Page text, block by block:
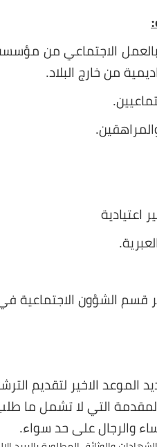
بالعمل الاجتماعي من مؤسسه
من خارج البلاد.
اعتيادية
الشؤون الاجتماعية في
الموعد الاخير لتقديم
المقدمة التي لا تشمل ما
والرجال على حد سواء.